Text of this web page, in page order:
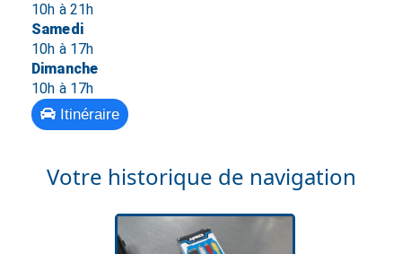
10h à 21h
Samedi
10h à 17h
Dimanche
10h à 17h
Itinéraire
Votre historique de navigation